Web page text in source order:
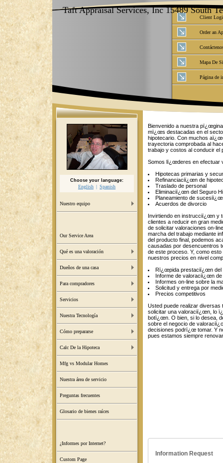
Taft Appraisal Services, Inc 15489 South
Client
Order an
Mapa De
Página de
Choose your language:
English Spanish
Nuestro equipo
Our Service Area
Qué es una valoración
Dueños de una casa
Para compradores
Servicios
Nuestra Tecnología
Cómo prepararse
Calc De la Hipoteca
Mfg vs Modular Homes
Nuestra área de servicio
Preguntas frecuentes
Glosario de bienes raíces
¿Informes por Internet?
Custom Page
Bienvenido a nuestra
mï¿œs destacadas en el
hipotecario. Con muchos
trayectoria comprobada al
trabajo y costos al conducir el
Somos lï¿œderes en efectuar
Hipotecas primarias y
Refinanciaciï¿œn de
Traslado de personal
Eliminaciï¿œn del Seguro
Planeamiento de
Acuerdos de divorcio
Invirtiendo en instrucciï¿œn y
clientes a reducir en gran
de solicitar valoraciones on-
marcha del trabajo mediante
del producto final, podemos
causadas por
de este proceso. Y, como
nuestros precios en nivel
Rï¿œpida prestaciï¿œn del
Informe de valoraciï¿œn de
Informes on-line sobre la
Solicitud y entrega por
Precios competitivos
Usted puede realizar diversas
solicitar una valoraciï¿œn, lo
botï¿œn. O bien, si lo desea,
sobre el negocio de
decisiones podrï¿œ tomar. Y
pues estamos siempre
Information Request